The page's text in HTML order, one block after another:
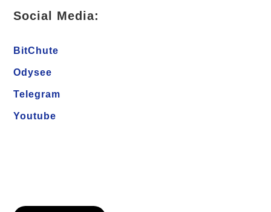
Social Media:
BitChute
Odysee
Telegram
Youtube